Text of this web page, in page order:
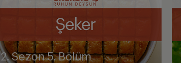
2. Sezon 5. Bölüm